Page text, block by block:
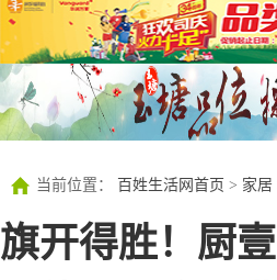
当前位置： 百姓生活网首页 > 家居
旗开得胜！厨